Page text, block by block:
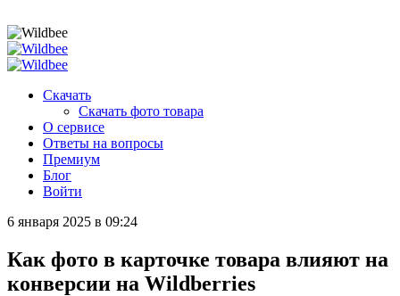
Скачать
Скачать фото товара
О сервисе
Ответы на вопросы
Премиум
Блог
Войти
6 января 2025 в 09:24
Как фото в карточке товара влияют на
конверсии на Wildberries